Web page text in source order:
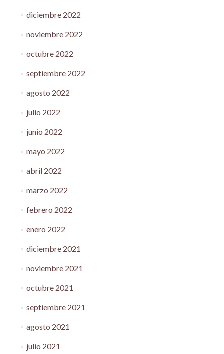
diciembre 2022
noviembre 2022
octubre 2022
septiembre 2022
agosto 2022
julio 2022
junio 2022
mayo 2022
abril 2022
marzo 2022
febrero 2022
enero 2022
diciembre 2021
noviembre 2021
octubre 2021
septiembre 2021
agosto 2021
julio 2021